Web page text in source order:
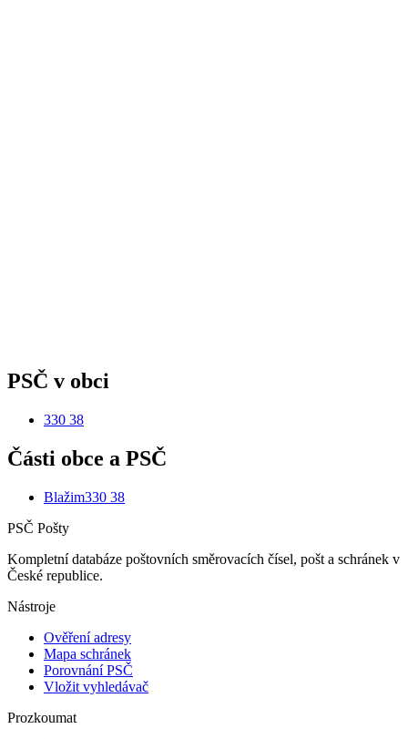
PSČ v obci
330 38
Části obce a PSČ
Blažim330 38
PSČ Pošty
Kompletní databáze poštovních směrovacích čísel, pošt a schránek v
České republice.
Nástroje
Ověření adresy
Mapa schránek
Porovnání PSČ
Vložit vyhledávač
Prozkoumat